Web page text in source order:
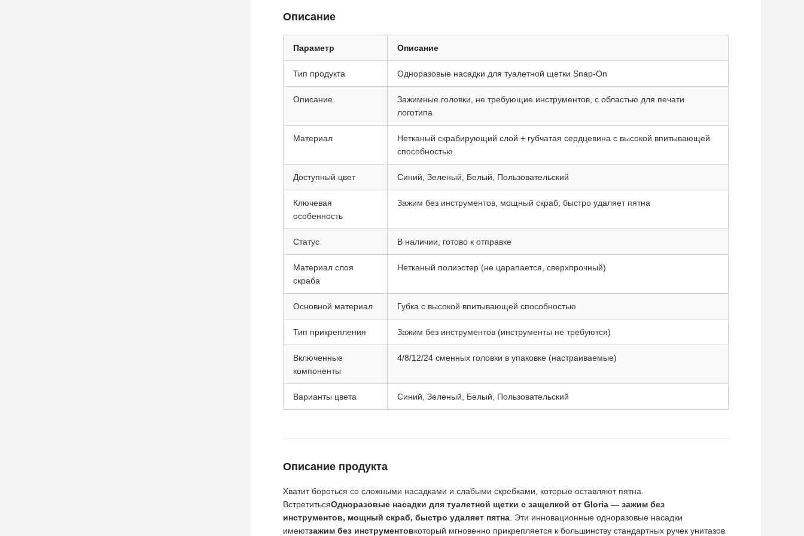
Описание
Параметр Описание
Тип продукта Одноразовые насадки для туалетной щетки Snap-On
Описание
Зажимные головки, не требующие инструментов, с областью для печати
логотипа
Материал
Нетканый скрабирующий слой + губчатая сердцевина с высокой впитывающей
способностью
Доступный цвет Синий, Зеленый, Белый, Пользовательский
Ключевая
особенность
Зажим без инструментов, мощный скраб, быстро удаляет пятна
Статус В наличии, готово к отправке
Материал слоя
скраба
Нетканый полиэстер (не царапается, сверхпрочный)
Основной материал Губка с высокой впитывающей способностью
Тип прикрепления Зажим без инструментов (инструменты не требуются)
Включенные
компоненты
4/8/12/24 сменных головки в упаковке (настраиваемые)
Варианты цвета Синий, Зеленый, Белый, Пользовательский
Описание продукта
Хватит бороться со сложными насадками и слабыми скребками, которые оставляют пятна.
ВстретитьсяОдноразовые насадки для туалетной щетки с защелкой от Gloria — зажим без
инструментов, мощный скраб, быстро удаляет пятна . Эти инновационные одноразовые насадки
имеютзажим без инструментовкоторый мгновенно прикрепляется к большинству стандартных ручек унитазов